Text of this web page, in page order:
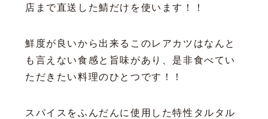
店まで直送した鯖だけを使います！！
鮮度が良いから出来るこのレアカツはなんと
も言えない食感と旨味があり、是非食べてい
ただきたい料理のひとつです！！
スパイスをふんだんに使用した特性タルタル